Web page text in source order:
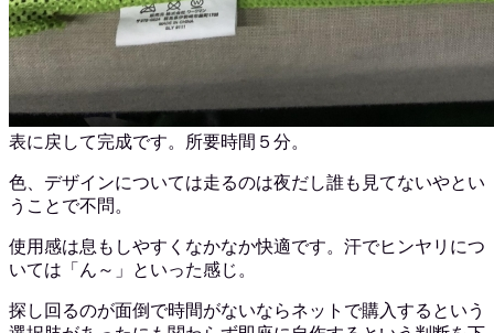
表に戻して完成です。所要時間５分。
色、デザインについては走るのは夜だし誰も見てないやとい
うことで不問。
使用感は息もしやすくなかなか快適です。汗でヒンヤリにつ
いては「ん～」といった感じ。
探し回るのが面倒で時間がないならネットで購入するという